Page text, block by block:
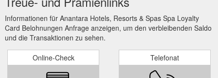
Informationen für Anantara Hotels, Resorts & Spas Spa Loyalty
Card Belohnungen Anfrage anzeigen, um den verbleibenden Saldo
und die Transaktionen zu sehen.
Online-Check Telefonat